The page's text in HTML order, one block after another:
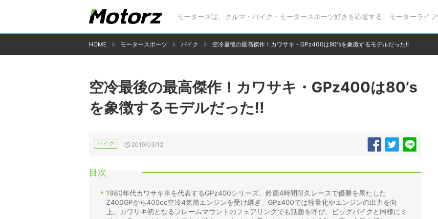
モーターズは、クルマ・バイク・モータースポーツ好きを応援する、モーターライフ
HOME モータースポーツ バイク 空冷最後の最高傑作！カワサキ・GPz400は80'sを象徴するモデルだった!!
空冷最後の最高傑作！カワサキ・GPz400は80’s
を象徴するモデルだった!!
バイク 2019/03/12
目次
1980年代カワサキ車を代表するGPz400シリーズ。鈴鹿4時間耐久レースで優勝を果たした
Z400GPから400cc空冷4気筒エンジンを受け継ぎ、GPz400では軽量化やエンジンの出力を向
上。カワサキ初となるフレームマウントのフェアリングでも話題を呼び、ビッグバイクと同様にミ